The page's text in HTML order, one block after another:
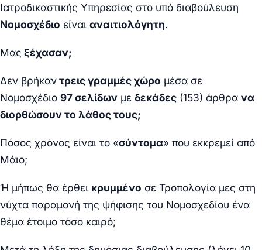
Ιατροδικαστικής Υπηρεσίας στο υπό διαβούλευση
Νομοσχέδιο είναι αναιτιολόγητη.
Μας ξέχασαν;
Δεν βρήκαντρεις γραμμές χώρο μέσα σε
Νομοσχέδιο 97 σελίδων με δεκάδες (153) άρθρα να
διορθώσουν το λάθος τους;
Πόσος χρόνος είναι το «σύντομα» που εκκρεμεί από
Μάιο;
Ή μήπως θα έρθει κρυμμένο σε Τροπολογία μες στη
νύχτα παραμονή της ψήφισης του Νομοσχεδίου ένα
θέμα έτοιμο τόσο καιρό;